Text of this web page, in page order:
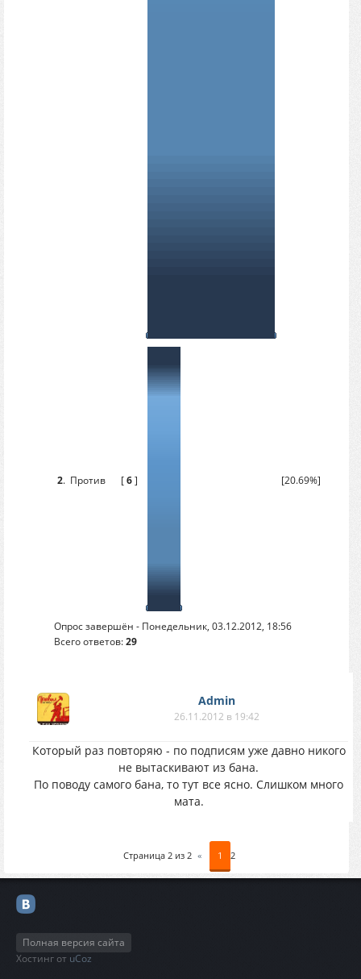
2. Против [6] [20.69%]
Опрос завершён - Понедельник, 03.12.2012, 18:56
Всего ответов:29
Аdmin
26.11.2012 в 19:42
Который раз повторяю - по подписям уже давно никого
не вытаскивают из бана.
По поводу самого бана, то тут все ясно. Слишком много
мата.
Страница 2 из 2 « 1 2
Полная версия сайта
Хостинг от uCoz